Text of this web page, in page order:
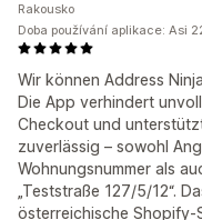
Wir können Address
Die App verhindert
Checkout und
zuverlässig – sowohl
Wohnungsnummer als
„Teststraße 127/5/12“.
österreichische Shopify-
Rakousko
Doba používání aplikace: Asi